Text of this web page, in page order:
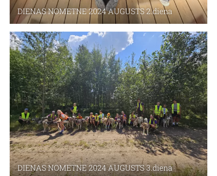
DIENAS NOMETNE 2024 AUGUSTS 2.diena
DIENAS NOMETNE 2024 AUGUSTS 3.diena